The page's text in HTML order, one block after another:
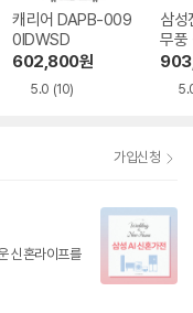
캐리어 DAPB-009
0IDWSD
602,800원
5.0 (10)
삼성
무풍
가입신청
신혼라이프를